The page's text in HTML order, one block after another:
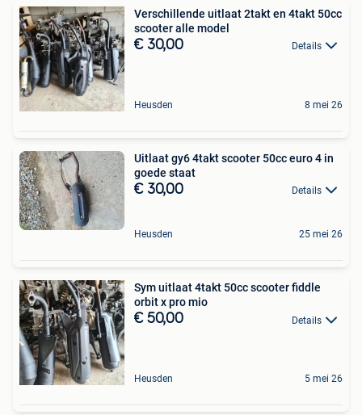
Verschillende uitlaat 2takt en 4takt 50cc
scooter alle model
€ 30,00 Details
Heusden 8 mei 26
Uitlaat gy6 4takt scooter 50cc euro 4 in
goede staat
€ 30,00 Details
Heusden 25 mei 26
Sym uitlaat 4takt 50cc scooter fiddle
orbit x pro mio
€ 50,00 Details
Heusden 5 mei 26